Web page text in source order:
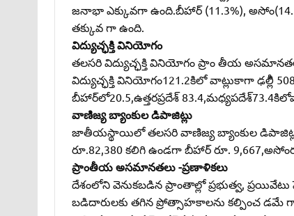
జనాభా ఎక్కువగా ఉంది.బీహార్‌ (11.3%),
తక్కువ గా ఉంది.
విద్యుచ్ఛక్తి వినియోగం
తలసరి విద్యుచ్ఛక్తి వినియోగం ప్రాం తీయ
విద్యుచ్ఛక్తి వినియోగం121.2కిలో వాట్లుకాగా ఢల్లీి
బీహార్‌లో20.5,ఉత్తరప్రదేశ్‌
వాణిజ్య బ్యాంకుల డిపాజిట్లు
జాతీయస్థాయిలో తలసరి వాణిజ్య బ్యాంకుల డిపాజిట్లు
రూ.82,380 కలిగి ఉండగా బీహార్‌ రూ.
ప్రాంతీయ అసమానతలు -ప్రణాళికలు
దేశంలోని వెనుకబడిన ప్రాంతాల్లో ప్రభుత్వ, ప్రయివేటు
బడిదారులకు తగిన ప్రోత్సాహకాలను కల్పించ డమే